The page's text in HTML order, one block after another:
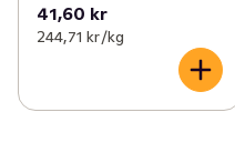
41,60 kr
244,71 kr /kg